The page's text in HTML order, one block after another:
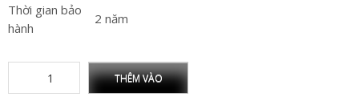
Thời gian bảo
hành
2 năm
THÊM VÀO